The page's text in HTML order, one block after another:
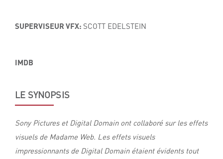
SUPERVISEUR VFX: SCOTT EDELSTEIN
IMDB
LE SYNOPSIS
Sony Pictures et Digital Domain ont collaboré sur les effets
visuels de Madame Web. Les effets visuels
impressionnants de Digital Domain étaient évidents tout